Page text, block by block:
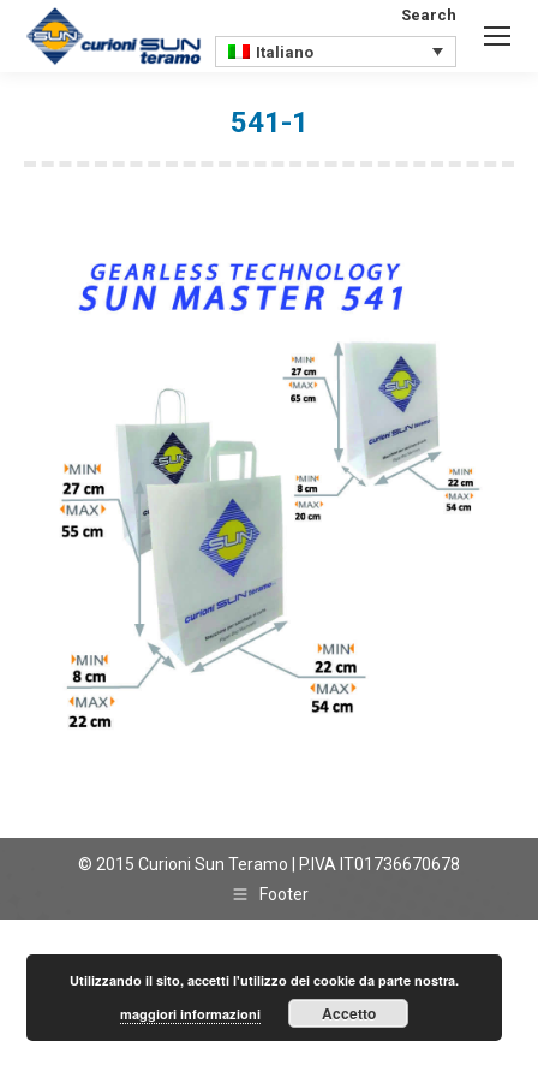
Search:
Search
Italiano
541-1
© 2015 Curioni Sun Teramo | P.IVA IT01736670678
Footer
Utilizzando il sito, accetti l'utilizzo dei cookie da parte nostra.
maggiori informazioni
Accetto